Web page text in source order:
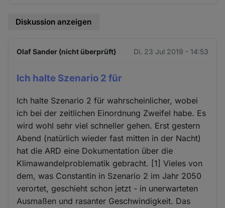
Diskussion anzeigen
Olaf Sander (nicht überprüft) Di. 23 Jul 2019 - 14:53
Ich halte Szenario 2 für
Ich halte Szenario 2 für wahrscheinlicher, wobei
ich bei der zeitlichen Einordnung Zweifel habe. Es
wird wohl sehr viel schneller gehen. Erst gestern
Abend (natürlich wieder fast mitten in der Nacht)
hat die ARD eine Dokumentation über die
Klimawandelproblematik gebracht. [1] Vieles von
dem, was Constantin in Szenario 2 im Jahr 2050
verortet, geschieht schon jetzt - in unerwarteten
Ausmaßen und rasanter Geschwindigkeit. Das